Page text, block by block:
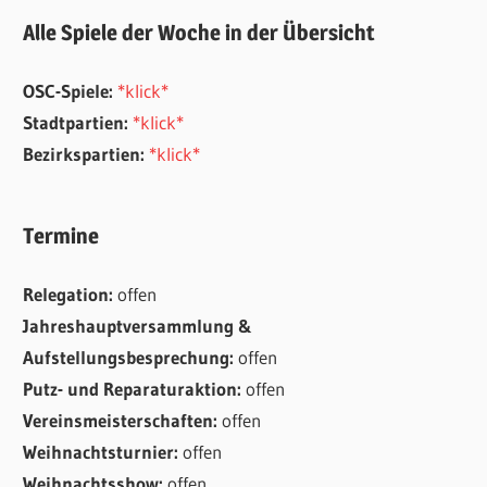
Alle Spiele der Woche in der Übersicht
OSC-Spiele: *klick*
Stadtpartien: *klick*
Bezirkspartien: *klick*
Termine
Relegation:offen
Jahreshauptversammlung &
Aufstellungsbesprechung:offen
Putz- und Reparaturaktion:offen
Vereinsmeisterschaften:offen
Weihnachtsturnier:offen